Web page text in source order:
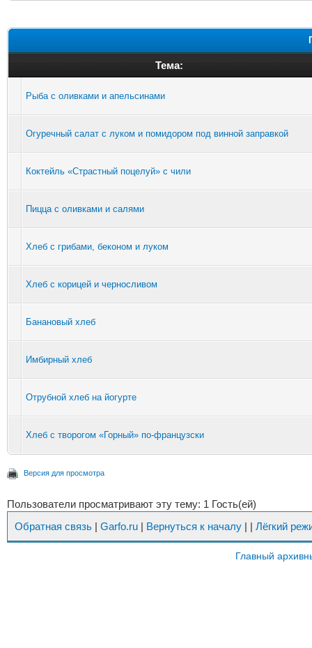
Тема:
Рыба с оливками и апельсинами
Огуречный салат с луком и помидором под винной заправкой
Коктейль «Страстный поцелуй» с чили
Пицца с оливками и салями
Хлеб с грибами, беконом и луком
Хлеб с корицей и черносливом
Банановый хлеб
Имбирный хлеб
Отрубной хлеб на йогурте
Хлеб с творогом «Горный» по-французски
Версия для просмотра
Пользователи просматривают эту тему: 1 Гость(ей)
Обратная связь | Garfo.ru | Вернуться к началу | | Лёгкий
Главный